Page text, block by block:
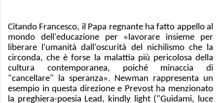
Citando Francesco, il Papa regnante ha fatto appello al
mondo dell'educazione per «lavorare insieme per
liberare l'umanità dall'oscurità del nichilismo che la
circonda, che è forse la malattia più pericolosa della
cultura contemporanea, poiché minaccia di
"cancellare" la speranza». Newman rappresenta un
esempio in questa direzione e Prevost ha menzionato
la preghiera-poesia Lead, kindly light ("Guidami, luce